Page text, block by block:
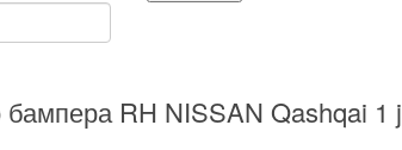
RH NISSAN Qashqai 1